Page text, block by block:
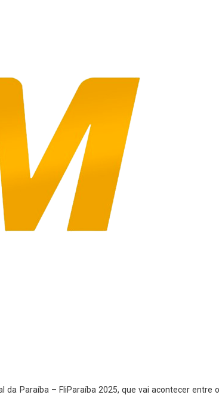
da Paraíba – FliParaíba 2025, que vai acontecer